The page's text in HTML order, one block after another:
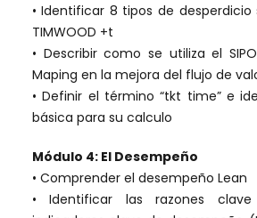
• Identificar 8 tipos de
TIMWOOD +t
• Describir como se utiliza el
Maping en la mejora del flujo de
• Definir el término “tkt time” e
básica para su calculo
Módulo 4: El Desempeño
• Comprender el desempeño Lean
• Identificar las razones